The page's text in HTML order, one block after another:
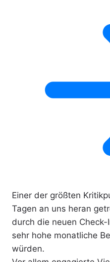
Einer der größten
Tagen an uns heran
durch die neuen
sehr hohe monatliche
würden.